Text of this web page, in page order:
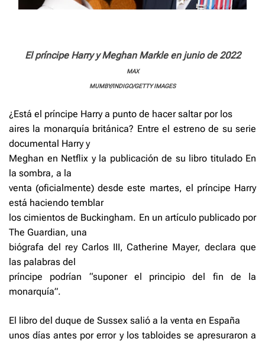
El príncipe Harry y Meghan Markle en junio de 2022
MAX
MUMBY/INDIGO/GETTY IMAGES
¿Está el príncipe Harry a punto de hacer saltar por los
aires la monarquía británica? Entre el estreno de su serie
documental Harry y
Meghan en Netflix y la publicación de su libro titulado En
la sombra, a la
venta (oficialmente) desde este martes, el príncipe Harry
está haciendo temblar
los cimientos de Buckingham. En un artículo publicado por
The Guardian, una
biógrafa del rey Carlos III, Catherine Mayer, declara que
las palabras del
príncipe podrían “suponer el principio del fin de la
monarquía”.
El libro del duque de Sussex salió a la venta en España
unos días antes por error y los tabloides se apresuraron a